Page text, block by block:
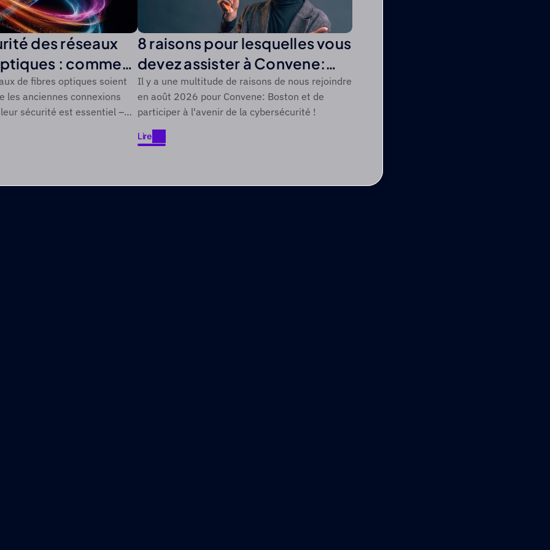
des réseaux
: comment
réseaux de
contre les
de fibres optiques soient
les anciennes connexions
sécurité est essentiel –
8 raisons pour lesquelles vous
devez assister à Convene:
Boston
Il y a une multitude de raisons de nous rejoindre
en août 2026 pour Convene: Boston et de
participer à l'avenir de la cybersécurité !
Lire
Lire